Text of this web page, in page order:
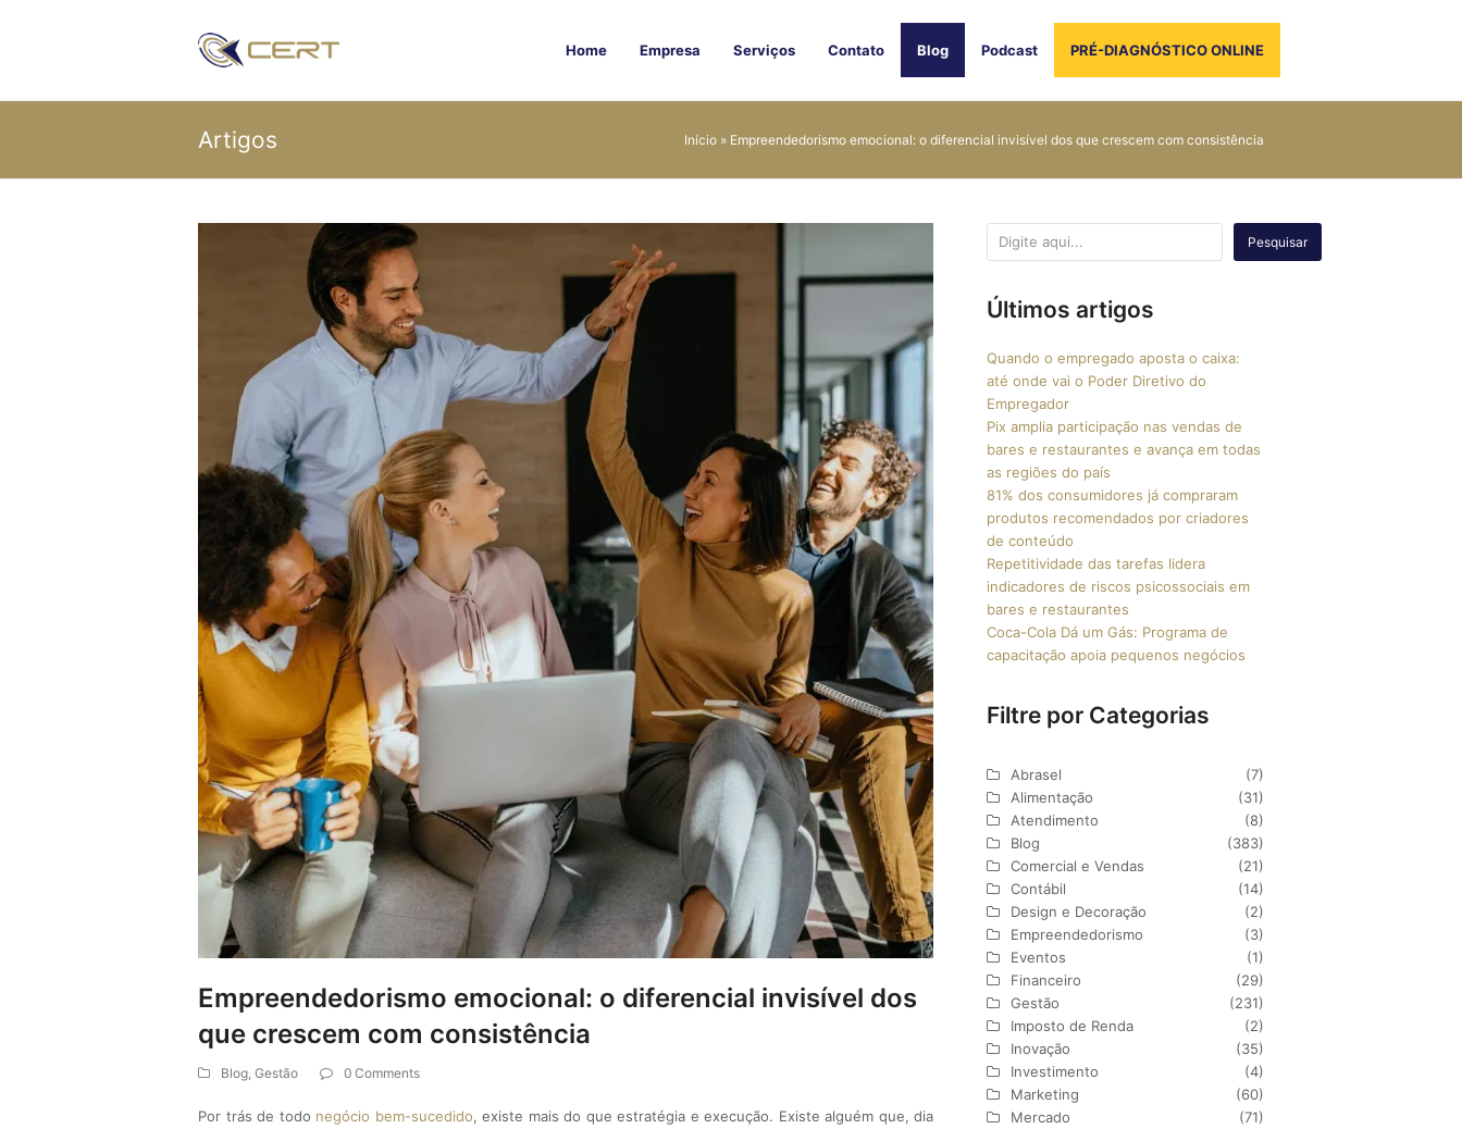
Home Empresa Serviços Contato Blog Podcast PRÉ-DIAGNÓSTICO ONLINE
Artigos Início » Empreendedorismo emocional: o diferencial invisível dos que crescem com consistência
Empreendedorismo emocional: o diferencial invisível dos
que crescem com consistência
Blog, Gestão 0 Comments
Por trás de todo negócio bem-sucedido, existe mais do que estratégia e execução. Existe alguém que, dia
Pesquisar
Últimos artigos
Quando o empregado aposta o caixa:
até onde vai o Poder Diretivo do
Empregador
Pix amplia participação nas vendas de
bares e restaurantes e avança em todas
as regiões do país
81% dos consumidores já compraram
produtos recomendados por criadores
de conteúdo
Repetitividade das tarefas lidera
indicadores de riscos psicossociais em
bares e restaurantes
Coca-Cola Dá um Gás: Programa de
capacitação apoia pequenos negócios
Filtre por Categorias
Abrasel
(7)
Alimentação
(31)
Atendimento
(8)
Blog
(383)
Comercial e Vendas
(21)
Contábil
(14)
Design e Decoração
(2)
Empreendedorismo
(3)
Eventos
(1)
Financeiro
(29)
Gestão
(231)
Imposto de Renda
(2)
Inovação
(35)
Investimento
(4)
Marketing
(60)
Mercado
(71)